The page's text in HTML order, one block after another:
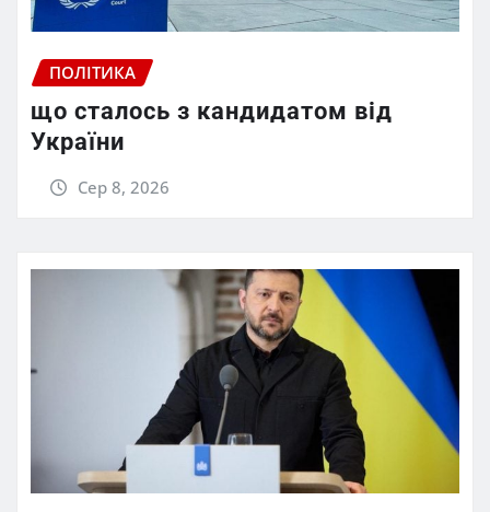
ПОЛІТИКА
що сталось з кандидатом від
України
Сер 8, 2026